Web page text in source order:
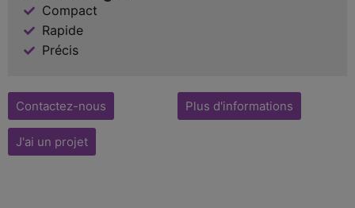
Compact
Rapide
Précis
Contactez-nous
J'ai un projet
Plus d'informations